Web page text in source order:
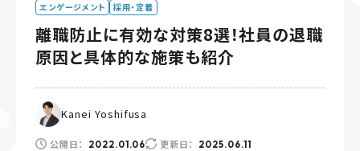
エンゲージメント 採用・定着
離職防止に有効な対策8選！社員の退職
原因と具体的な施策も紹介
Kanei Yoshifusa
公開日： 2022.01.06 更新日： 2025.06.11